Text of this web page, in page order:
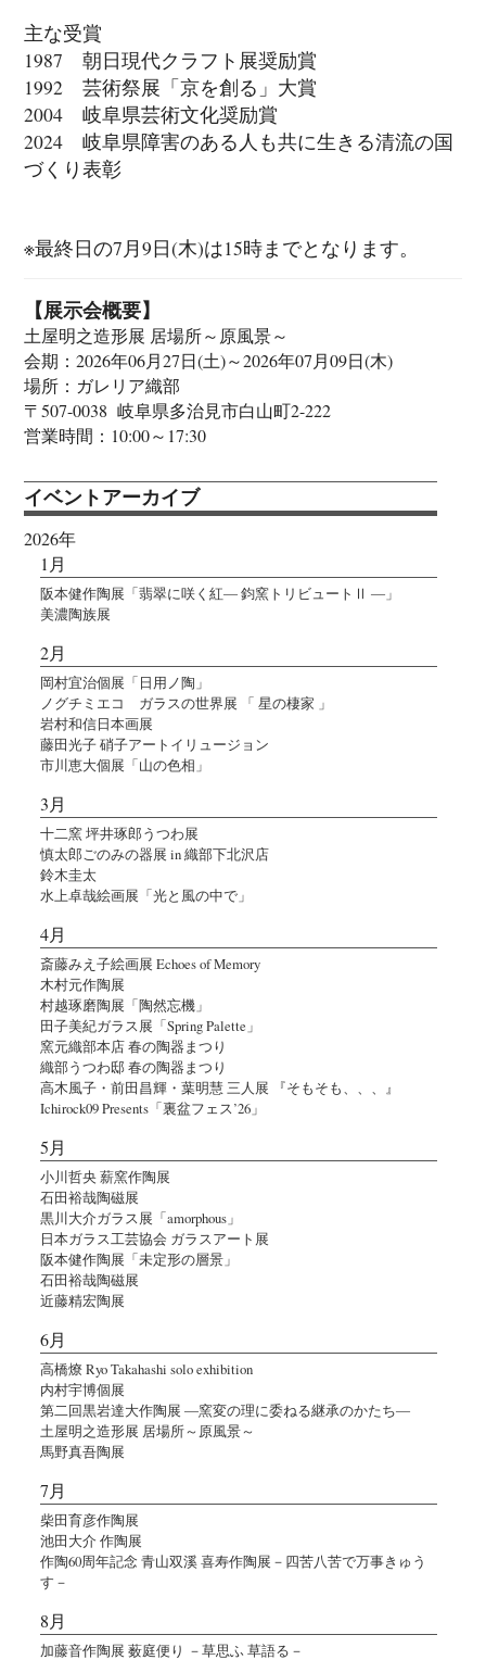
主な受賞
1987 朝日現代クラフト展奨励賞
1992 芸術祭展「京を創る」大賞
2004 岐阜県芸術文化奨励賞
2024 岐阜県障害のある人も共に生きる清流の国
づくり表彰
※最終日の7月9日(木)は15時までとなります。
【展示会概要】
土屋明之造形展 居場所～原風景～
会期：2026年06月27日(土)～2026年07月09日(木)
場所：ガレリア織部
〒507-0038 岐阜県多治見市白山町2-222
営業時間：10:00～17:30
イベントアーカイブ
2026年
1月
阪本健作陶展「翡翠に咲く紅― 鈞窯トリビュートⅡ ―」
美濃陶族展
2月
岡村宜治個展「日用ノ陶」
ノグチミエコ ガラスの世界展 「 星の棲家 」
岩村和信日本画展
藤田光子 硝子アートイリュージョン
市川恵大個展「山の色相」
3月
十二窯 坪井琢郎うつわ展
慎太郎ごのみの器展 in 織部下北沢店
鈴木圭太
水上卓哉絵画展「光と風の中で」
4月
斎藤みえ子絵画展 Echoes of Memory
木村元作陶展
村越琢磨陶展「陶然忘機」
田子美紀ガラス展「Spring Palette」
窯元織部本店 春の陶器まつり
織部うつわ邸 春の陶器まつり
高木風子・前田昌輝・葉明慧 三人展 『そもそも、、、』
Ichirock09 Presents「裏盆フェス’26」
5月
小川哲央 薪窯作陶展
石田裕哉陶磁展
黒川大介ガラス展「amorphous」
日本ガラス工芸協会 ガラスアート展
阪本健作陶展「未定形の層景」
石田裕哉陶磁展
近藤精宏陶展
6月
高橋燎 Ryo Takahashi solo exhibition
内村宇博個展
第二回黒岩達大作陶展 ―窯変の理に委ねる継承のかたち―
土屋明之造形展 居場所～原風景～
馬野真吾陶展
7月
柴田育彦作陶展
池田大介 作陶展
作陶60周年記念 青山双溪 喜寿作陶展－四苦八苦で万事きゅう
す－
8月
加藤音作陶展 薮庭便り －草思ふ 草語る－